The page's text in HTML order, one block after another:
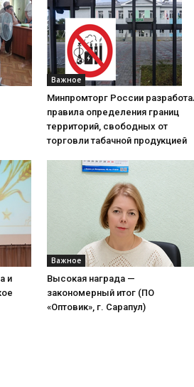
Важное
Минпромторг России
правила определения границ
территорий, свободных от
торговли табачной продукцией
и
Важное
Высокая награда —
закономерный итог (ПО
«Оптовик», г. Сарапул)